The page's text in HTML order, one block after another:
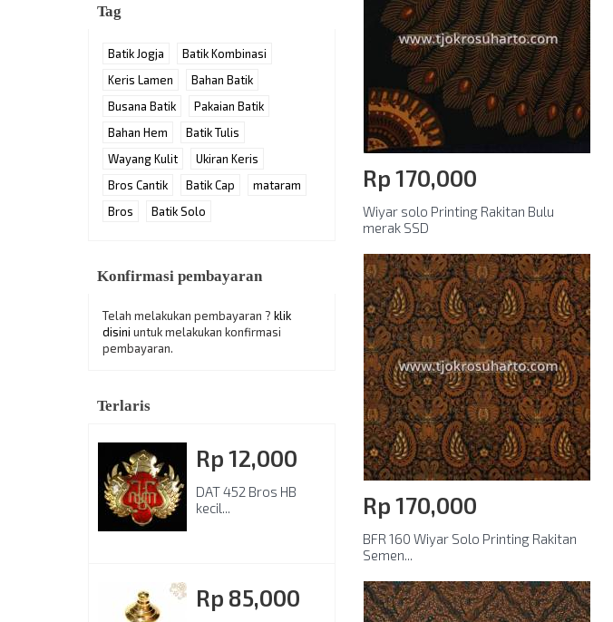
Tag
Batik Jogja
Batik Kombinasi
Keris Lamen
Bahan Batik
Busana Batik
Pakaian Batik
Bahan Hem
Batik Tulis
Wayang Kulit
Ukiran Keris
Bros Cantik
Batik Cap
mataram
Bros
Batik Solo
Konfirmasi pembayaran
Telah melakukan pembayaran ? klik
disini untuk melakukan konfirmasi
pembayaran.
Terlaris
Rp‎ 12,000
DAT 452 Bros HB
kecil...
Rp‎ 85,000
Rp‎ 170,000
Wiyar solo Printing Rakitan Bulu
merak SSD
Rp‎ 170,000
BFR 160 Wiyar Solo Printing Rakitan
Semen...